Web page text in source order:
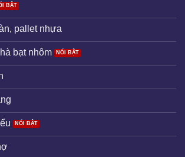
pallet nhựa
bạt nhôm